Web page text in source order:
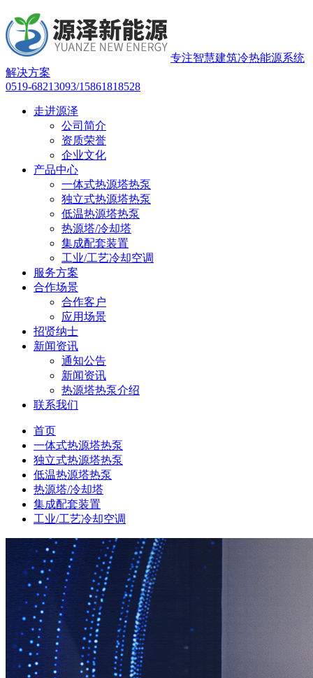
专注智慧建筑冷热能源系统
解决方案
0519-68213093/15861818528
走进源泽
公司简介
资质荣誉
企业文化
产品中心
一体式热源塔热泵
独立式热源塔热泵
低温热源塔热泵
热源塔/冷却塔
集成配套装置
工业/工艺冷却空调
服务方案
合作场景
合作客户
应用场景
招贤纳士
新闻资讯
通知公告
新闻资讯
热源塔热泵介绍
联系我们
首页
一体式热源塔热泵
独立式热源塔热泵
低温热源塔热泵
热源塔/冷却塔
集成配套装置
工业/工艺冷却空调